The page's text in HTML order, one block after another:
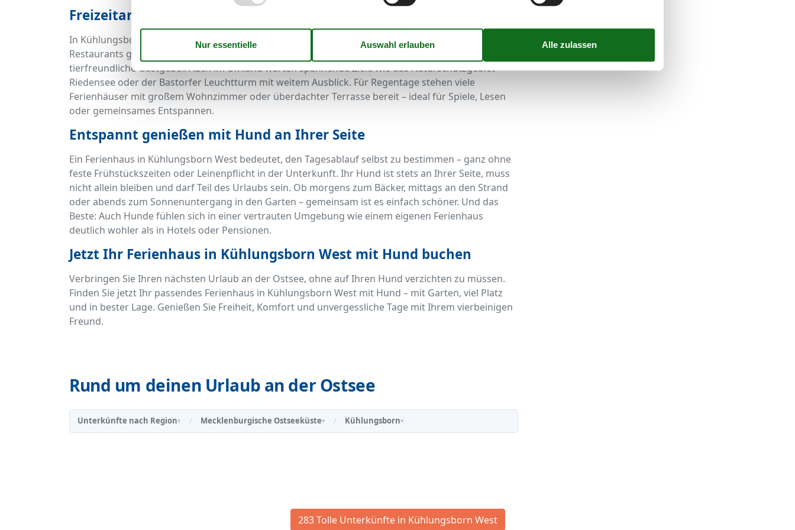
Freizeitangebote für Zwei- und Vierbeiner
In Kühlungsborn West ist Ihr Hund nicht nur geduldet, sondern willkommen. Die meisten Cafés und
Restaurants gestatten Hunde, es gibt spezielle Hundestrände, Trinkwasserstationen und
tierfreundliche Gastgeber. Auch im Umland warten spannende Ziele wie das Naturschutzgebiet
Riedensee oder der Bastorfer Leuchtturm mit weitem Ausblick. Für Regentage stehen viele
Ferienhäuser mit großem Wohnzimmer oder überdachter Terrasse bereit – ideal für Spiele, Lesen
oder gemeinsames Entspannen.
Entspannt genießen mit Hund an Ihrer Seite
Ein Ferienhaus in Kühlungsborn West bedeutet, den Tagesablauf selbst zu bestimmen – ganz ohne
feste Frühstückszeiten oder Leinenpflicht in der Unterkunft. Ihr Hund ist stets an Ihrer Seite, muss
nicht allein bleiben und darf Teil des Urlaubs sein. Ob morgens zum Bäcker, mittags an den Strand
oder abends zum Sonnenuntergang in den Garten – gemeinsam ist es einfach schöner. Und das
Beste: Auch Hunde fühlen sich in einer vertrauten Umgebung wie einem eigenen Ferienhaus
deutlich wohler als in Hotels oder Pensionen.
Jetzt Ihr Ferienhaus in Kühlungsborn West mit Hund buchen
Verbringen Sie Ihren nächsten Urlaub an der Ostsee, ohne auf Ihren Hund verzichten zu müssen.
Finden Sie jetzt Ihr passendes Ferienhaus in Kühlungsborn West mit Hund – mit Garten, viel Platz
und in bester Lage. Genießen Sie Freiheit, Komfort und unvergessliche Tage mit Ihrem vierbeinigen
Freund.
283 Tolle Unterkünfte in Kühlungsborn West
Rund um deinen Urlaub an der Ostsee
Unterkünfte nach Region▾ / Mecklenburgische Ostseeküste▾ / Kühlungsborn▾